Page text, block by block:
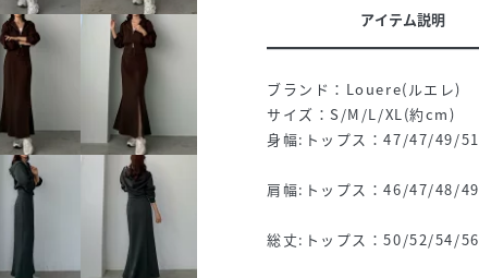
アイテム説明
ブランド：Louere(ルエレ)
サイズ：S/M/L/XL(約cm)
身幅:トップス：47/47/49/51
肩幅:トップス：46/47/48/49
総丈:トップス：50/52/54/